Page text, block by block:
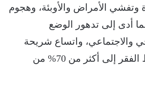
وتفشي الأمراض والأوبئة، وهجوم
أدى إلى تدهور الوضع
والاجتماعي، واتساع شريحة
السكان تحت خط الفقر إلى أكثر من 70% من